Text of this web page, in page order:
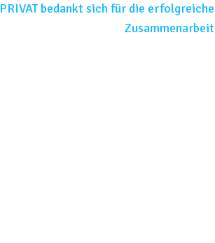
PRIVAT bedankt sich für die erfolgreiche
Zusammenarbeit